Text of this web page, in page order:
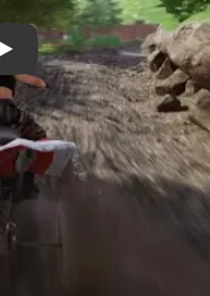
Přehrát video na téma: